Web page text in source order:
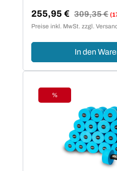
Verkaufspreis:
255,95 € Regulärer
309,35 €
Preise inkl. MwSt. zzgl.
In den
Rabatt
%